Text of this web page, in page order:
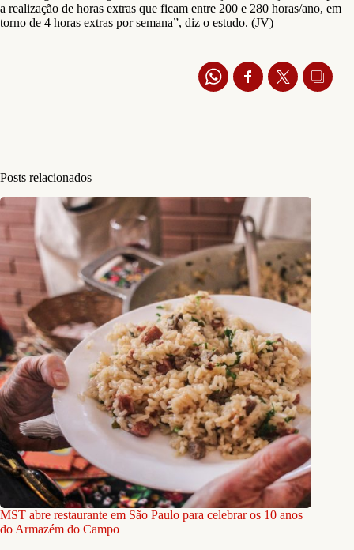
a realização de horas extras que ficam entre 200 e 280 horas/ano, em
torno de 4 horas extras por semana”, diz o estudo. (JV)
Posts relacionados
MST abre restaurante em São Paulo para celebrar os 10 anos
do Armazém do Campo